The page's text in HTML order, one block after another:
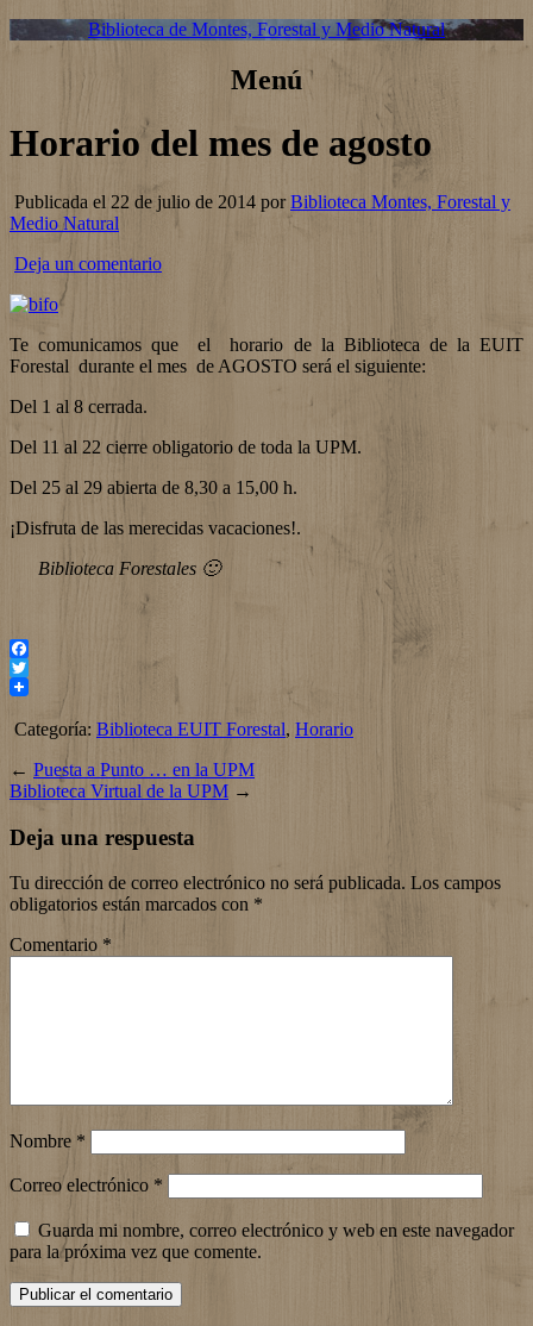
Biblioteca de Montes, Forestal y Medio Natural
Menú
Horario del mes de agosto
Publicada el 22 de julio de 2014 porBiblioteca Montes, Forestal y
Medio Natural
Deja un comentario
Te comunicamos que el horario de la Biblioteca de la EUIT
Forestal durante el mes de AGOSTO será el siguiente:
Del 1 al 8 cerrada.
Del 11 al 22 cierre obligatorio de toda la UPM.
Del 25 al 29 abierta de 8,30 a 15,00 h.
¡Disfruta de las merecidas vacaciones!.
Biblioteca Forestales 🙂
Facebook
Twitter
Categoría: Biblioteca EUIT Forestal, Horario
← Puesta a Punto … en la UPM
Biblioteca Virtual de la UPM →
Deja una respuesta
Tu dirección de correo electrónico no será publicada. Los campos
obligatorios están marcados con *
Comentario *
Nombre *
Correo electrónico *
Guarda mi nombre, correo electrónico y web en este navegador
para la próxima vez que comente.